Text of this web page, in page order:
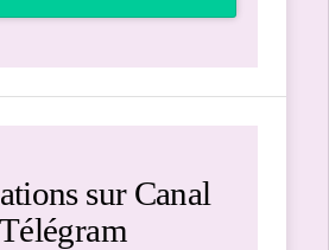
sur Canal
Télégram